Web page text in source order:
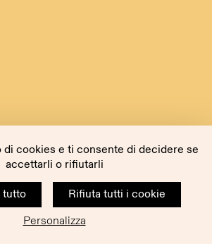
di cookies e ti consente di decidere se
accettarli o rifiutarli
tutto
Rifiuta tutti i cookie
Personalizza